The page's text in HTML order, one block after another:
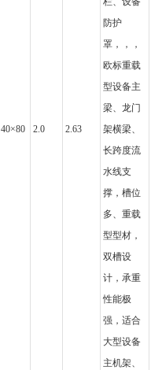
40×80 2.0 2.63
防护
罩，，，
欧标重载
型设备主
梁、龙门
架横梁、
长跨度流
水线支
撑，槽位
多、重载
型型材，
双槽设
计，承重
性能极
强，适合
大型设备
主机架、